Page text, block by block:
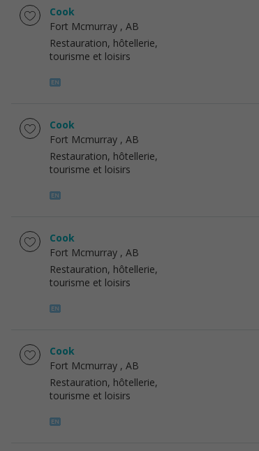
Cook
Fort Mcmurray , AB
Restauration, hôtellerie,
tourisme et loisirs
Cook
Fort Mcmurray , AB
Restauration, hôtellerie,
tourisme et loisirs
Cook
Fort Mcmurray , AB
Restauration, hôtellerie,
tourisme et loisirs
Cook
Fort Mcmurray , AB
Restauration, hôtellerie,
tourisme et loisirs